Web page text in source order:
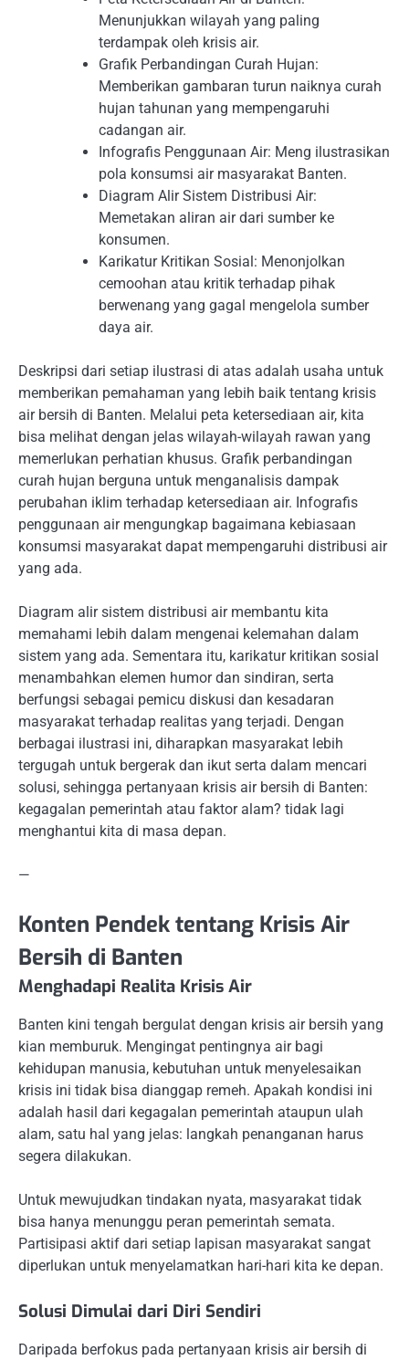
Menunjukkan wilayah yang paling
terdampak oleh krisis air.
Grafik Perbandingan Curah Hujan:
Memberikan gambaran turun naiknya curah
hujan tahunan yang mempengaruhi
cadangan air.
Infografis Penggunaan Air: Meng ilustrasikan
pola konsumsi air masyarakat Banten.
Diagram Alir Sistem Distribusi Air:
Memetakan aliran air dari sumber ke
konsumen.
Karikatur Kritikan Sosial: Menonjolkan
cemoohan atau kritik terhadap pihak
berwenang yang gagal mengelola sumber
daya air.
Deskripsi dari setiap ilustrasi di atas adalah usaha untuk
memberikan pemahaman yang lebih baik tentang krisis
air bersih di Banten. Melalui peta ketersediaan air, kita
bisa melihat dengan jelas wilayah-wilayah rawan yang
memerlukan perhatian khusus. Grafik perbandingan
curah hujan berguna untuk menganalisis dampak
perubahan iklim terhadap ketersediaan air. Infografis
penggunaan air mengungkap bagaimana kebiasaan
konsumsi masyarakat dapat mempengaruhi distribusi air
yang ada.
Diagram alir sistem distribusi air membantu kita
memahami lebih dalam mengenai kelemahan dalam
sistem yang ada. Sementara itu, karikatur kritikan sosial
menambahkan elemen humor dan sindiran, serta
berfungsi sebagai pemicu diskusi dan kesadaran
masyarakat terhadap realitas yang terjadi. Dengan
berbagai ilustrasi ini, diharapkan masyarakat lebih
tergugah untuk bergerak dan ikut serta dalam mencari
solusi, sehingga pertanyaan krisis air bersih di Banten:
kegagalan pemerintah atau faktor alam? tidak lagi
menghantui kita di masa depan.
—
Konten Pendek tentang Krisis Air
Bersih di Banten
Menghadapi Realita Krisis Air
Banten kini tengah bergulat dengan krisis air bersih yang
kian memburuk. Mengingat pentingnya air bagi
kehidupan manusia, kebutuhan untuk menyelesaikan
krisis ini tidak bisa dianggap remeh. Apakah kondisi ini
adalah hasil dari kegagalan pemerintah ataupun ulah
alam, satu hal yang jelas: langkah penanganan harus
segera dilakukan.
Untuk mewujudkan tindakan nyata, masyarakat tidak
bisa hanya menunggu peran pemerintah semata.
Partisipasi aktif dari setiap lapisan masyarakat sangat
diperlukan untuk menyelamatkan hari-hari kita ke depan.
Solusi Dimulai dari Diri Sendiri
Daripada berfokus pada pertanyaan krisis air bersih di